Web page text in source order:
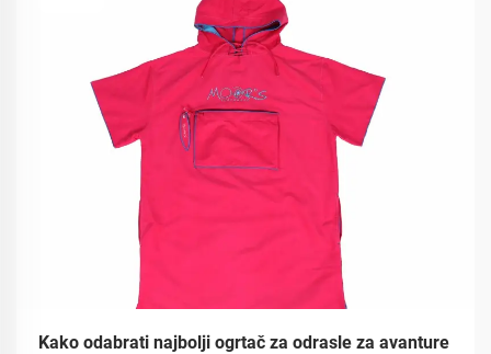
Kako odabrati najbolji ogrtač za odrasle za avanture